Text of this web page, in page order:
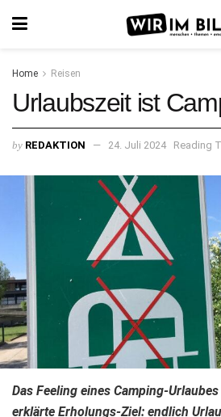
Home Reisen
Urlaubszeit ist
by REDAKTION 24. Juli 2024 Reading
Das Feeling eines Camping-
erklärte Erholungs-Ziel: endlich